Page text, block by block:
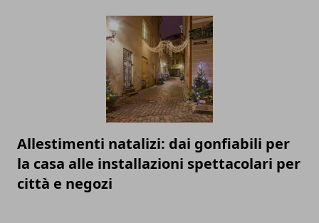
Allestimenti natalizi: dai gonfiabili per
la casa alle installazioni spettacolari per
città e negozi